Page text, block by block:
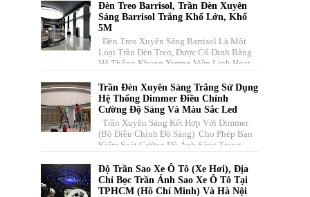
Đèn Treo Barrisol, Trần Đèn Xuyên
Sáng Barrisol Trắng Khổ Lớn, Khổ
5M
Đèn Treo Xuyên Sáng Barrisol Là Một
Loại Trần Đèn Treo, Được Cố Định Bằng
Hệ Thống Khung Xương Viền Linh Hoạt
Trần Đèn Xuyên Sáng Trắng Sử Dụng
Hệ Thống Dimmer Điều Chỉnh
Cường Độ Sáng Và Màu Sắc Led
Trần Xuyên Sáng Kết Hợp Với Dimmer
(bộ Điều Chỉnh Độ Sáng) Cho Phép Bạn
Kiểm Soát Cường Độ Ánh Sáng Trong
Không Gian . Hệ Thống Này Bao ...
Độ Trần Sao Xe Ô Tô (xe Hơi), Địa
Chỉ Bọc Trần Ánh Sao Xe Ô Tô Tại
TPHCM (Hồ Chí Minh) Và Hà Nội